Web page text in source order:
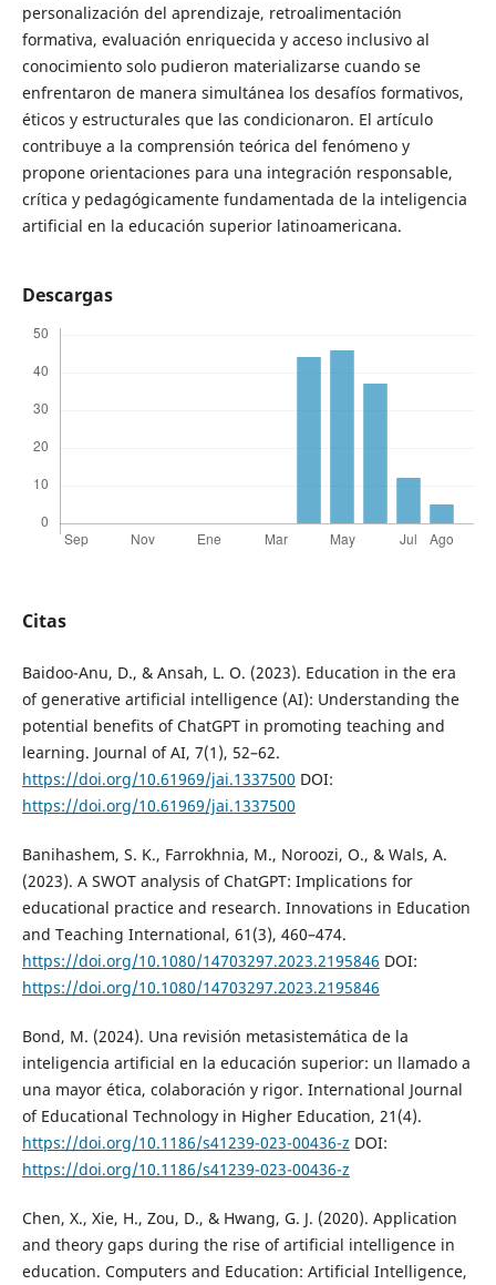
personalización del aprendizaje, retroalimentación
formativa, evaluación enriquecida y acceso inclusivo al
conocimiento solo pudieron materializarse cuando se
enfrentaron de manera simultánea los desafíos formativos,
éticos y estructurales que las condicionaron. El artículo
contribuye a la comprensión teórica del fenómeno y
propone orientaciones para una integración responsable,
crítica y pedagógicamente fundamentada de la inteligencia
artificial en la educación superior latinoamericana.
Descargas
Citas
Baidoo-Anu, D., & Ansah, L. O. (2023). Education in the era
of generative artificial intelligence (AI): Understanding the
potential benefits of ChatGPT in promoting teaching and
learning. Journal of AI, 7(1), 52–62.
https://doi.org/10.61969/jai.1337500 DOI:
https://doi.org/10.61969/jai.1337500
Banihashem, S. K., Farrokhnia, M., Noroozi, O., & Wals, A.
(2023). A SWOT analysis of ChatGPT: Implications for
educational practice and research. Innovations in Education
and Teaching International, 61(3), 460–474.
https://doi.org/10.1080/14703297.2023.2195846 DOI:
https://doi.org/10.1080/14703297.2023.2195846
Bond, M. (2024). Una revisión metasistemática de la
inteligencia artificial en la educación superior: un llamado a
una mayor ética, colaboración y rigor. International Journal
of Educational Technology in Higher Education, 21(4).
https://doi.org/10.1186/s41239-023-00436-z DOI:
https://doi.org/10.1186/s41239-023-00436-z
Chen, X., Xie, H., Zou, D., & Hwang, G. J. (2020). Application
and theory gaps during the rise of artificial intelligence in
education. Computers and Education: Artificial Intelligence,